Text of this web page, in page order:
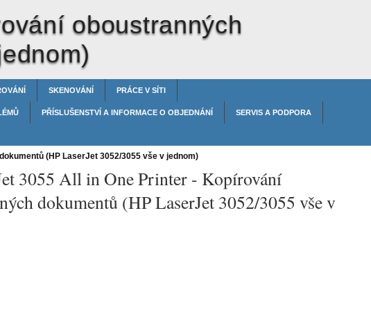
oboustranných
SKENOVÁNÍ PRÁCE V SÍTI
PŘÍSLUŠENSTVÍ A INFORMACE O OBJEDNÁNÍ SERVIS A PODPORA
(HP LaserJet 3052/3055 vše v jednom)
3055 All in One Printer - Kopírování
dokumentů (HP LaserJet 3052/3055 vše v